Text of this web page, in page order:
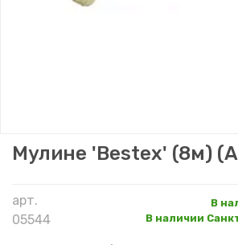
арт.
05544
В
В наличии
Мулине 'Bestex' (8м)